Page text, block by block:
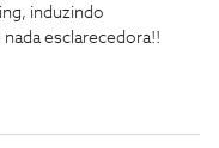
induzindo
esclarecedora!!